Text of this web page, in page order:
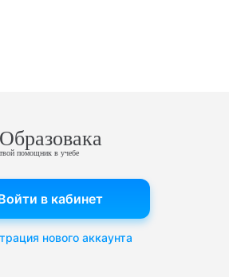
Образовака
твой помощник в учебе
в кабинет
нового аккаунта